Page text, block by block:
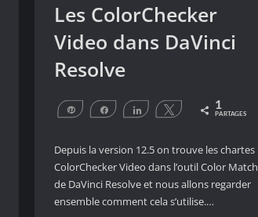
Les ColorChecker
Video dans DaVinci
Resolve
Épingle Partagez Partagez Tweetez 1
PARTAGES
Depuis la version 12.5 on trouve les chartes
ColorChecker Video dans l’outil Color Match
de DaVinci Resolve et nous allons regarder
ensemble comment cela s’utilise.…